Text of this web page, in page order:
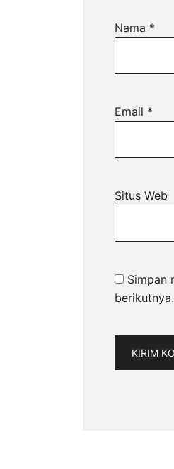
Nama *
Email *
Situs Web
Simpan
berikutnya.